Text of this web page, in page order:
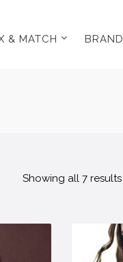
& MATCH BRAND
Showing all 7 results